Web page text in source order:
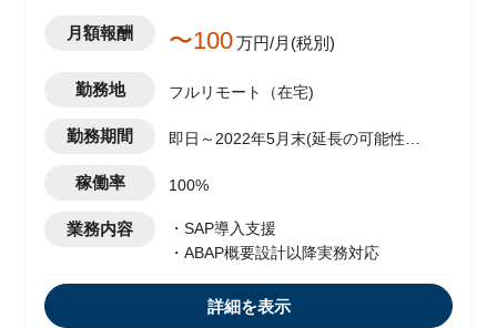
月額報酬 〜100万円/月(税別)
勤務地 フルリモート（在宅)
勤務期間
即日～2022年5月末(延長の可能性あ
稼働率 100%
業務内容
・SAP導入支援
・ABAP概要設計以降実務対応
詳細を表示